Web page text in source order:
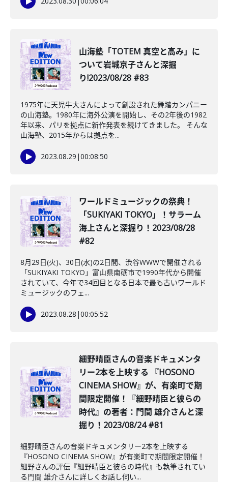
山海塾「TOTEM 真空と高み」に
ついて岩城京子さんと深掘
り!2023/08/28 #83
1975年に天児牛大さんによって創設された舞踏カンパニー
の山海塾。1980年に海外公演を開始し、その2年後の1982
年以来、パリを拠点に新作発表を続けてきました。 そんな
山海塾、2015年からは拠点を...
2023.08.29 |00:08:50
ワールドミュージックの祭典！
「SUKIYAKI TOKYO」！サラーム
海上さんと深掘り！2023/08/28
#82
8月29日(火)、30日(水)の2日間、渋谷WWWで開催される
「SUKIYAKI TOKYO」富山県南砺市で1990年代から開催
されていて、今年で34回目となる日本で最も古いワールド
ミュージックのフェ...
2023.08.28 |00:05:52
細野晴臣さんの音楽ドキュメンタ
リー2本を上映する 『HOSONO
CINEMA SHOW』が、有楽町で期
間限定開催！『細野晴臣と彼らの
時代』の著者：門間 雄介さんと深
掘り！2023/08/24 #81
細野晴臣さんの音楽ドキュメンタリー2本を上映する
『HOSONO CINEMA SHOW』が有楽町で期間限定開催！
細野さんの評伝『細野晴臣と彼らの時代』も執筆されてい
る門間 雄介さんに詳しくお話し伺い...